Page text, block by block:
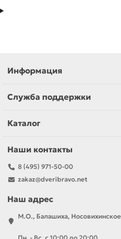
Информация
Служба поддержки
Каталог
Наши контакты
8 (495) 971-50-00
zakaz@dveribravo.net
Наш адрес
М.О., Балашиха,